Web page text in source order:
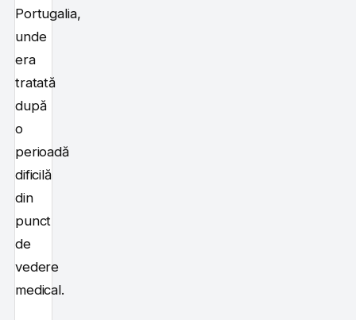
Portugalia,
unde
era
tratată
după
o
perioadă
dificilă
din
punct
de
vedere
medical.